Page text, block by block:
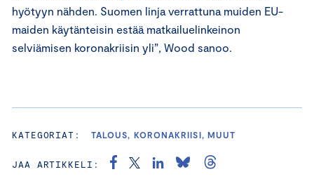
hyötyyn nähden. Suomen linja verrattuna muiden EU-
maiden käytänteisin estää matkailuelinkeinon
selviämisen koronakriisin yli”, Wood sanoo.
KATEGORIAT: TALOUS, KORONAKRIISI, MUUT
JAA ARTIKKELI: